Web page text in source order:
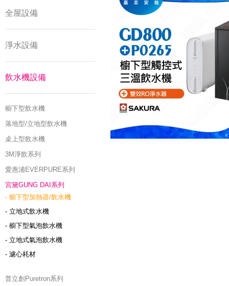
全屋設備
淨水設備
飲水機設備
櫥下型飲水機
落地型/立地型飲水機
桌上型飲水機
3M淨飲系列
愛惠浦EVERPURE系列
宮黛GUNG DAI系列
- 櫥下型加熱器/飲水機
- 立地式飲水機
- 櫥下型氣泡飲水機
- 立地式氣泡飲水機
- 濾心耗材
普立創Puretron系列